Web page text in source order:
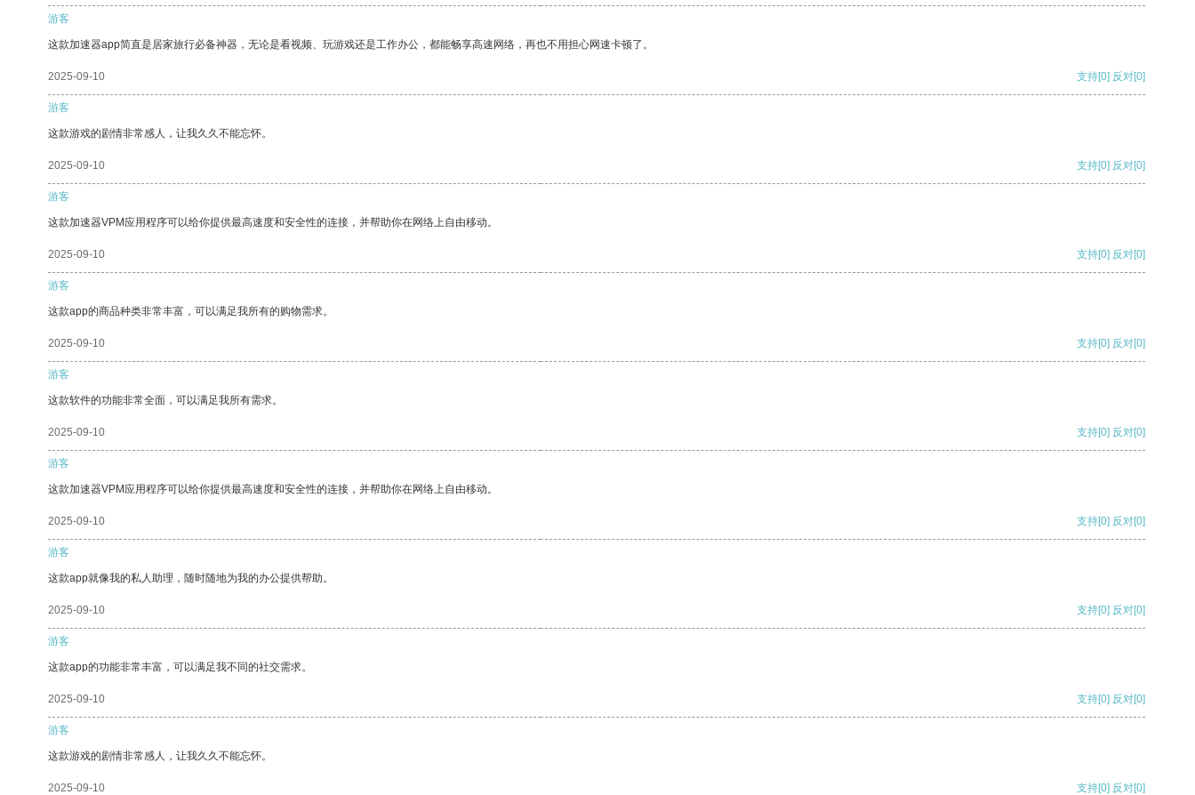
游客
这款加速器app简直是居家旅行必备神器，无论是看视频、玩游戏还是工作办公，都能畅享高速网络，再也不用担心网速卡顿了。
2025-09-10 支持[0] 反对[0]
游客
这款游戏的剧情非常感人，让我久久不能忘怀。
2025-09-10 支持[0] 反对[0]
游客
这款加速器VPM应用程序可以给你提供最高速度和安全性的连接，并帮助你在网络上自由移动。
2025-09-10 支持[0] 反对[0]
游客
这款app的商品种类非常丰富，可以满足我所有的购物需求。
2025-09-10 支持[0] 反对[0]
游客
这款软件的功能非常全面，可以满足我所有需求。
2025-09-10 支持[0] 反对[0]
游客
这款加速器VPM应用程序可以给你提供最高速度和安全性的连接，并帮助你在网络上自由移动。
2025-09-10 支持[0] 反对[0]
游客
这款app就像我的私人助理，随时随地为我的办公提供帮助。
2025-09-10 支持[0] 反对[0]
游客
这款app的功能非常丰富，可以满足我不同的社交需求。
2025-09-10 支持[0] 反对[0]
游客
这款游戏的剧情非常感人，让我久久不能忘怀。
2025-09-10 支持[0] 反对[0]